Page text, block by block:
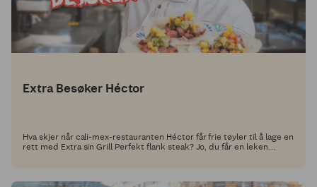
Extra Besøker Héctor
Hva skjer når cali-mex-restauranten Héctor får frie tøyler til å lage en
rett med Extra sin Grill Perfekt flank steak? Jo, du får en leken